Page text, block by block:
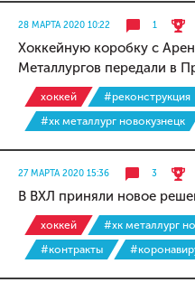
28 МАРТА 2020 10:22 1
Хоккейную коробку с
Металлургов передали в
хоккей #реконструкция
#хк металлург новокузнецк
27 МАРТА 2020 15:36 3
В ВХЛ приняли новое
хоккей #хк металлург
#контракты